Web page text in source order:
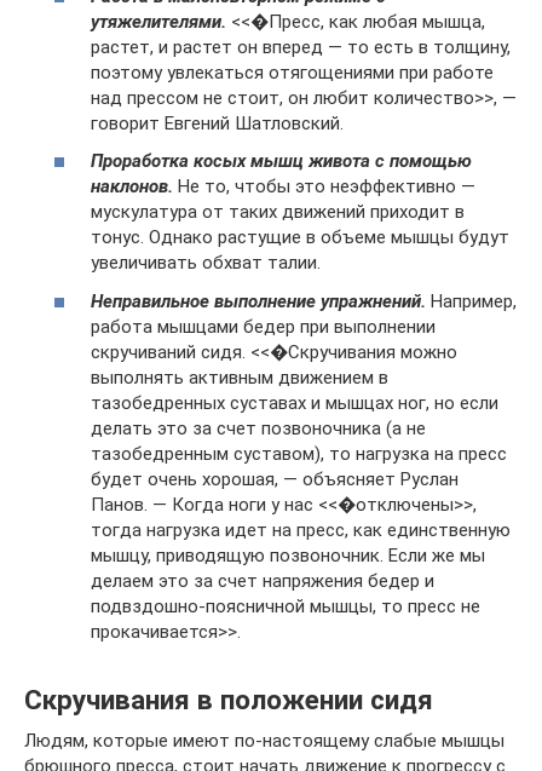
утяжелителями. <<�Пресс, как любая мышца,
растет, и растет он вперед — то есть в толщину,
поэтому увлекаться отягощениями при работе
над прессом не стоит, он любит количество>>, —
говорит Евгений Шатловский.
Проработка косых мышц живота с помощью
наклонов. Не то, чтобы это неэффективно —
мускулатура от таких движений приходит в
тонус. Однако растущие в объеме мышцы будут
увеличивать обхват талии.
Неправильное выполнение упражнений. Например,
работа мышцами бедер при выполнении
скручиваний сидя. <<�Скручивания можно
выполнять активным движением в
тазобедренных суставах и мышцах ног, но если
делать это за счет позвоночника (а не
тазобедренным суставом), то нагрузка на пресс
будет очень хорошая, — объясняет Руслан
Панов. — Когда ноги у нас <<�отключены>>,
тогда нагрузка идет на пресс, как единственную
мышцу, приводящую позвоночник. Если же мы
делаем это за счет напряжения бедер и
подвздошно-поясничной мышцы, то пресс не
прокачивается>>.
Скручивания в положении сидя
Людям, которые имеют по-настоящему слабые мышцы
брюшного пресса, стоит начать движение к прогрессу с